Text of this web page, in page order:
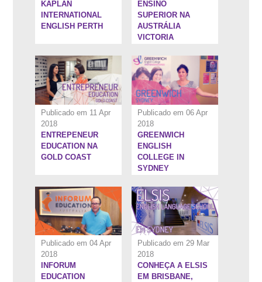
KAPLAN
INTERNATIONAL
ENGLISH PERTH
ENSINO
SUPERIOR NA
AUSTRÁLIA
VICTORIA
Publicado em 11 Apr
2018
4:39''
ENTREPENEUR
EDUCATION NA
GOLD COAST
Publicado em 06 Apr
2018
GREENWICH
ENGLISH
COLLEGE IN
SYDNEY
Publicado em 04 Apr
2018
6:34''
INFORUM
EDUCATION
Publicado em 29 Mar
2018
CONHEÇA A ELSIS
EM BRISBANE,
1:24:32'' 1:22:40''